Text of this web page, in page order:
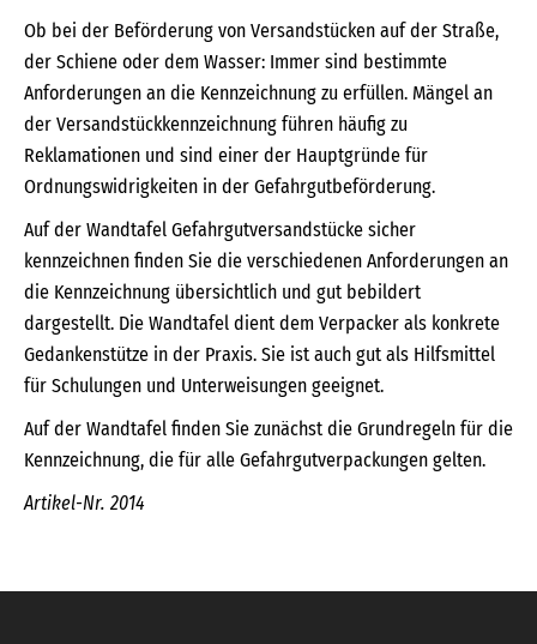
Ob bei der Beförderung von Versandstücken auf der Straße,
der Schiene oder dem Wasser: Immer sind bestimmte
Anforderungen an die Kennzeichnung zu erfüllen. Mängel an
der Versandstückkennzeichnung führen häufig zu
Reklamationen und sind einer der Hauptgründe für
Ordnungswidrigkeiten in der Gefahrgutbeförderung.
Auf der Wandtafel Gefahrgutversandstücke sicher
kennzeichnen finden Sie die verschiedenen Anforderungen an
die Kennzeichnung übersichtlich und gut bebildert
dargestellt. Die Wandtafel dient dem Verpacker als konkrete
Gedankenstütze in der Praxis. Sie ist auch gut als Hilfsmittel
für Schulungen und Unterweisungen geeignet.
Auf der Wandtafel finden Sie zunächst die Grundregeln für die
Kennzeichnung, die für alle Gefahrgutverpackungen gelten.
Artikel-Nr. 2014